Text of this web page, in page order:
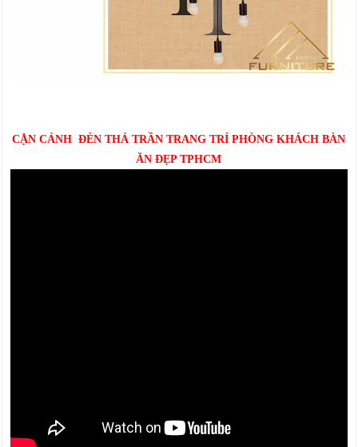
CẬN CẢNH ĐÈN THẢ TRẦN TRANG TRÍ PHÒNG KHÁCH BÀN
ĂN ĐẸP TPHCM